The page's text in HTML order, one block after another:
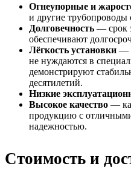
Огнеупорные и
и другие трубопроводы
Долговечность — срок
обеспечивают
Лёгкость установки —
не нуждаются в
демонстрируют
десятилетий.
Низкие
Высокое качество —
продукцию с
надежностью.
Стоимость и